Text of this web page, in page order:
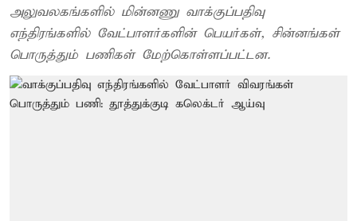
அலுவலகங்களில் மின்னணு வாக்குப்பதிவு
எந்திரங்களில் வேட்பாளர்களின் பெயர்கள், சின்னங்கள்
பொருத்தும் பணிகள் மேற்கொள்ளப்பட்டன.